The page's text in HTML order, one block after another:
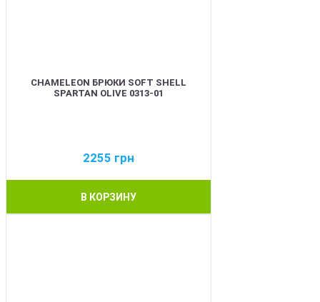
CHAMELEON БРЮКИ SOFT SHELL
SPARTAN OLIVE 0313-01
2255 грн
В КОРЗИНУ